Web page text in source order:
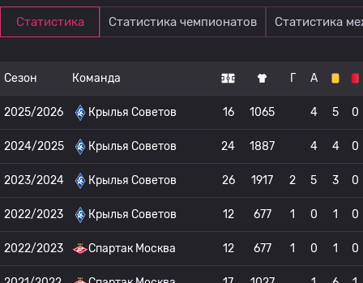
Статистика Статистика чемпионатов Статистика
Сезон Команда Г А
2025/2026 Крылья Советов 16 1065 4 5 0
2024/2025 Крылья Советов 24 1887 4 4 0
2023/2024 Крылья Советов 26 1917 2 5 3 0
2022/2023 Крылья Советов 12 677 1 0 1 0
2022/2023 Спартак Москва 12 677 1 0 1 0